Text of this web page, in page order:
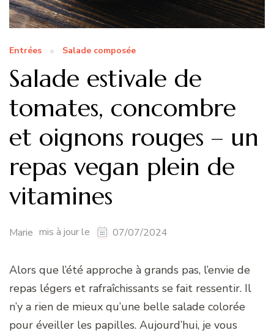
Entrées Salade composée
Salade estivale de
tomates, concombre
et oignons rouges – un
repas vegan plein de
vitamines
Marie mis à jour le 07/07/2024
Alors que l’été approche à grands pas, l’envie de
repas légers et rafraîchissants se fait ressentir. Il
n’y a rien de mieux qu’une belle salade colorée
pour éveiller les papilles. Aujourd’hui, je vous